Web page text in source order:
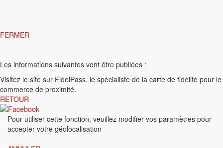
FERMER
Les informations suivantes vont être publiées :
Visitez le site sur FidelPass, le spécialiste de la carte de fidélité pour le
commerce de proximité.
RETOUR
Pour utiliser cette fonction, veuillez modifier vos paramètres pour
accepter votre géolocalisation